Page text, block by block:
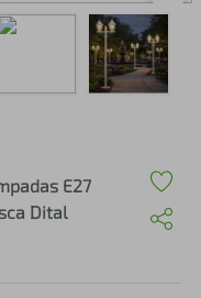
E27
Dital